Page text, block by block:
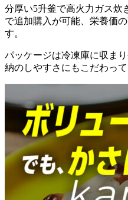
分厚い5升釜で高火力ガス炊
で追加購入が可能、栄養価
す。
パッケージは冷凍庫に収ま
納のしやすさにもこだわって